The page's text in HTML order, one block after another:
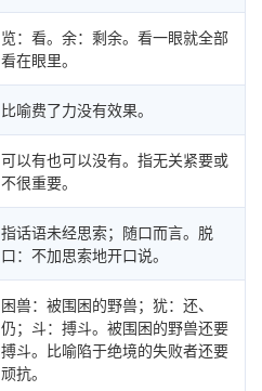
览：看。余：剩余。看一眼就全部
看在眼里。
比喻费了力没有效果。
可以有也可以没有。指无关紧要或
不很重要。
指话语未经思索；随口而言。脱
口：不加思索地开口说。
困兽：被围困的野兽；犹：还、
仍；斗：搏斗。被围困的野兽还要
搏斗。比喻陷于绝境的失败者还要
顽抗。